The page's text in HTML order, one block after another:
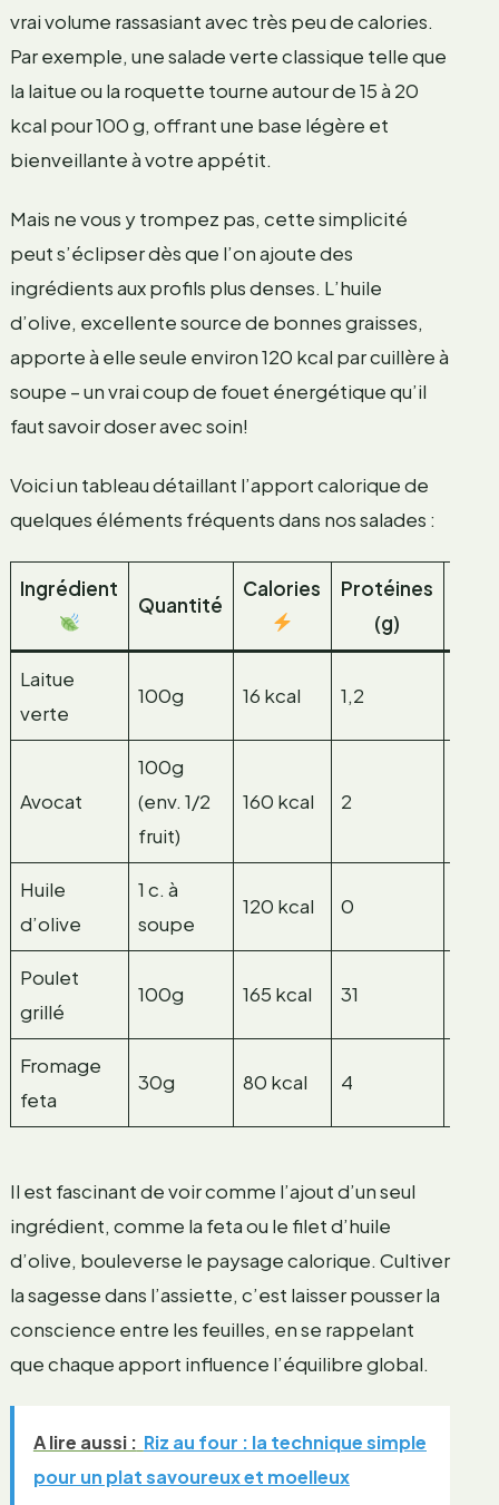
vrai volume rassasiant avec très peu de calories.
Par exemple, une salade verte classique telle que
la laitue ou la roquette tourne autour de 15 à 20
kcal pour 100 g, offrant une base légère et
bienveillante à votre appétit.
Mais ne vous y trompez pas, cette simplicité
peut s’éclipser dès que l’on ajoute des
ingrédients aux profils plus denses. L’huile
d’olive, excellente source de bonnes graisses,
apporte à elle seule environ 120 kcal par cuillère à
soupe – un vrai coup de fouet énergétique qu’il
faut savoir doser avec soin!
Voici un tableau détaillant l’apport calorique de
quelques éléments fréquents dans nos salades :
Ingrédient
Quantité
Calories
Protéines
(g)
Laitue
verte
100g 16 kcal 1,2
Avocat
100g
(env. 1/2
fruit)
160 kcal 2
Huile
d’olive
1 c. à
soupe
120 kcal 0
Poulet
grillé
100g 165 kcal 31
Fromage
feta
30g 80 kcal 4
Il est fascinant de voir comme l’ajout d’un seul
ingrédient, comme la feta ou le filet d’huile
d’olive, bouleverse le paysage calorique. Cultiver
la sagesse dans l’assiette, c’est laisser pousser la
conscience entre les feuilles, en se rappelant
que chaque apport influence l’équilibre global.
A lire aussi : Riz au four : la technique simple
pour un plat savoureux et moelleux